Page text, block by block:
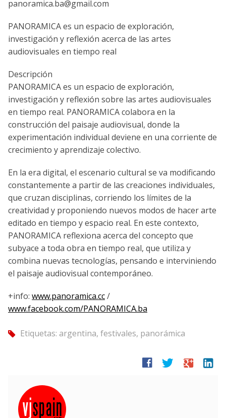
panoramica.ba@gmail.com
PANORAMICA es un espacio de exploración,
investigación y reflexión acerca de las artes
audiovisuales en tiempo real
Descripción
PANORAMICA es un espacio de exploración,
investigación y reflexión sobre las artes audiovisuales
en tiempo real. PANORAMICA colabora en la
construcción del paisaje audiovisual, donde la
experimentación individual deviene en una corriente de
crecimiento y aprendizaje colectivo.
En la era digital, el escenario cultural se va modificando
constantemente a partir de las creaciones individuales,
que cruzan disciplinas, corriendo los límites de la
creatividad y proponiendo nuevos modos de hacer arte
editado en tiempo y espacio real. En este contexto,
PANORAMICA reflexiona acerca del concepto que
subyace a toda obra en tiempo real, que utiliza y
combina nuevas tecnologías, pensando e interviniendo
el paisaje audiovisual contemporáneo.
+info: www.panoramica.cc/
www.facebook.com/PANORAMICA.ba
tag Etiquetas: argentina, festivales, panorámica
facebook twitter google linkedin